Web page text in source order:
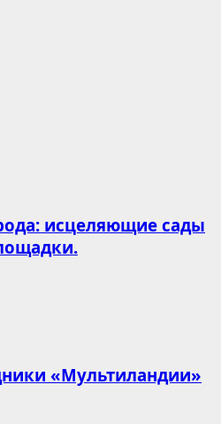
исцеляющие сады
«Мультиландии»